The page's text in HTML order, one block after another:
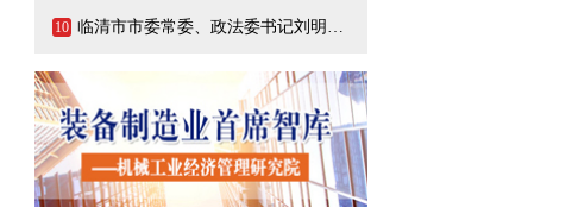
10 临清市市委常委、政法委书记刘明峰领导一行莅临连城智造小镇·烟店轴承产业园调研指导